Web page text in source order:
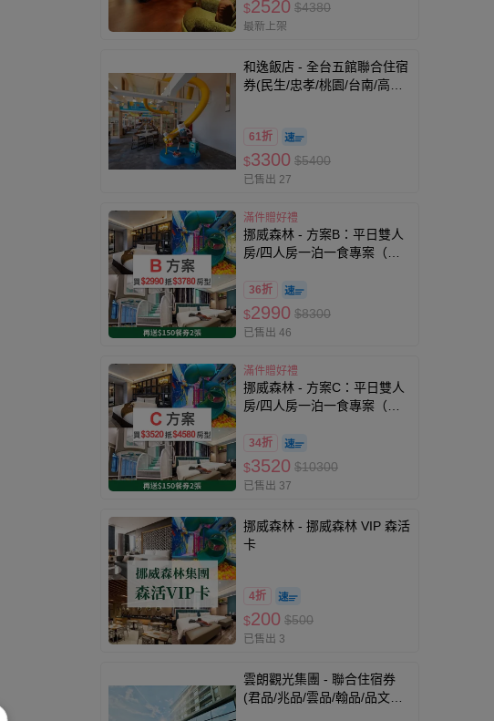
$2520 $4380
最新上架
和逸飯店 - 全台五館聯合住宿
券(民生/忠孝/桃園/台南/高
61折
$3300 $5400
已售出 27
滿件贈好禮
挪威森林 - 方案B：平日雙人
房/四人房一泊一食專案（可
（贈兩張『價值$150』餐券,
贈品效期至27/5/20）-無使用
期限
36折
$2990 $8300
已售出 46
滿件贈好禮
挪威森林 - 方案C：平日雙人
房/四人房一泊一食專案（可
（贈兩張『價值$150』餐券,
贈品效期至27/5/20）-無使用
期限
34折
$3520 $10300
已售出 37
挪威森林 - 挪威森林 VIP 森活
卡
4折
$200 $500
已售出 3
雲朗觀光集團 - 聯合住宿券
(君品/兆品/雲品/翰品/品文旅/